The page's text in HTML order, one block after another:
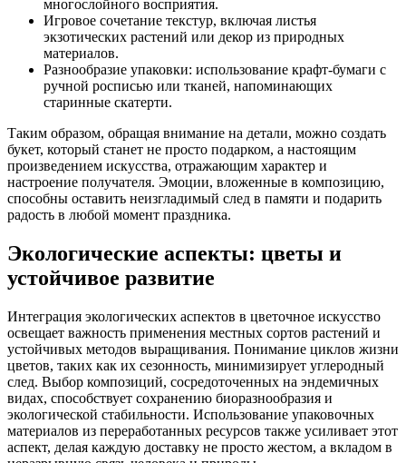
многослойного восприятия.
Игровое сочетание текстур, включая листья
экзотических растений или декор из природных
материалов.
Разнообразие упаковки: использование крафт-бумаги с
ручной росписью или тканей, напоминающих
старинные скатерти.
Таким образом, обращая внимание на детали, можно создать
букет, который станет не просто подарком, а настоящим
произведением искусства, отражающим характер и
настроение получателя. Эмоции, вложенные в композицию,
способны оставить неизгладимый след в памяти и подарить
радость в любой момент праздника.
Экологические аспекты: цветы и
устойчивое развитие
Интеграция экологических аспектов в цветочное искусство
освещает важность применения местных сортов растений и
устойчивых методов выращивания. Понимание циклов жизни
цветов, таких как их сезонность, минимизирует углеродный
след. Выбор композиций, сосредоточенных на эндемичных
видах, способствует сохранению биоразнообразия и
экологической стабильности. Использование упаковочных
материалов из переработанных ресурсов также усиливает этот
аспект, делая каждую доставку не просто жестом, а вкладом в